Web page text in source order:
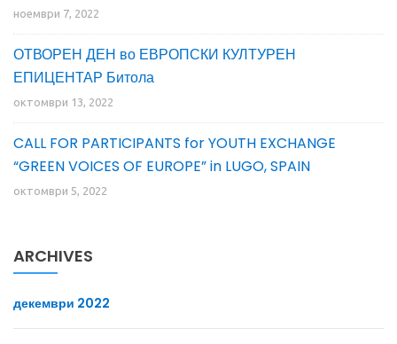
ноември 7, 2022
ОТВОРЕН ДЕН во ЕВРОПСКИ КУЛТУРЕН
ЕПИЦЕНТАР Битола
октомври 13, 2022
CALL FOR PARTICIPANTS for YOUTH EXCHANGE
“GREEN VOICES OF EUROPE” in LUGO, SPAIN
октомври 5, 2022
ARCHIVES
декември 2022